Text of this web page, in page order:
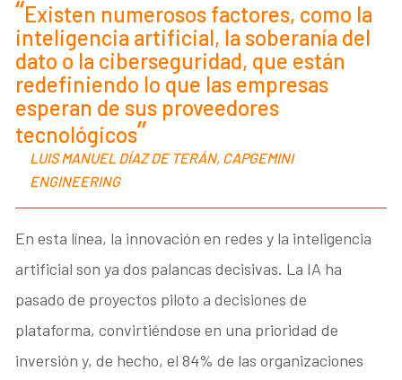
Existen numerosos factores, como la
inteligencia artificial, la soberanía del
dato o la ciberseguridad, que están
redefiniendo lo que las empresas
esperan de sus proveedores
tecnológicos
LUIS MANUEL DÍAZ DE TERÁN, CAPGEMINI
ENGINEERING
En esta línea, la innovación en redes y la inteligencia
artificial son ya dos palancas decisivas. La IA ha
pasado de proyectos piloto a decisiones de
plataforma, convirtiéndose en una prioridad de
inversión y, de hecho, el 84% de las organizaciones